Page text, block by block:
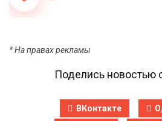
* На правах рекламы
Поделись новостью
ВКонтакте